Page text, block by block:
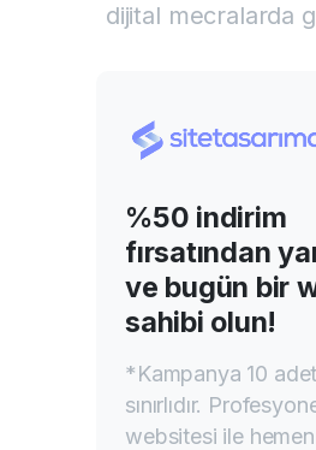
dijital mecralarda
%50 indirim
fırsatından
ve bugün bir
sahibi olun!
*Kampanya 10 adet
sınırlıdır.
websitesi ile